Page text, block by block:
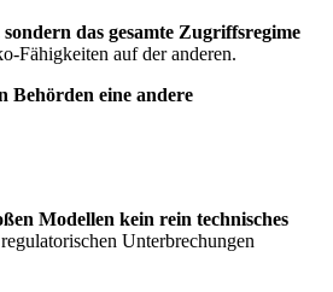
das gesamte Zugriffsregime
Fähigkeiten auf der anderen.
Behörden eine andere
Modellen kein rein technisches
Unterbrechungen